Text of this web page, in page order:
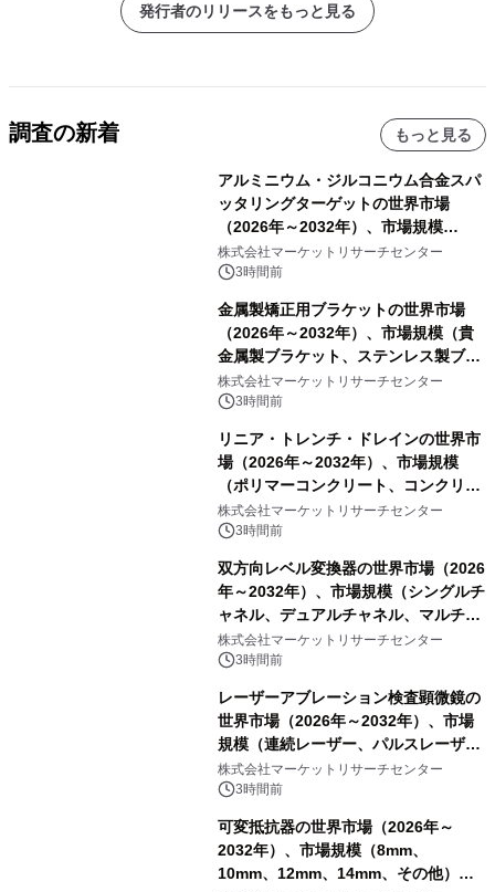
発行者のリリースをもっと見る
調査の新着 もっと見る
アルミニウム・ジルコニウム合金スパ
ッタリングターゲットの世界市場
（2026年～2032年）、市場規模
（0.995、0.999、その他）・分析レポ
ートを発表
株式会社マーケットリサーチセンター
3時間前
金属製矯正用ブラケットの世界市場
（2026年～2032年）、市場規模（貴
金属製ブラケット、ステンレス製ブラ
ケット、純チタン製ブラケット）・分
析レポートを発表
株式会社マーケットリサーチセンター
3時間前
リニア・トレンチ・ドレインの世界市
場（2026年～2032年）、市場規模
（ポリマーコンクリート、コンクリー
ト、プラスチック、金属）・分析レポ
ートを発表
株式会社マーケットリサーチセンター
3時間前
双方向レベル変換器の世界市場（2026
年～2032年）、市場規模（シングルチ
ャネル、デュアルチャネル、マルチチ
ャネル）・分析レポートを発表
株式会社マーケットリサーチセンター
3時間前
レーザーアブレーション検査顕微鏡の
世界市場（2026年～2032年）、市場
規模（連続レーザー、パルスレーザ
ー）・分析レポートを発表
株式会社マーケットリサーチセンター
3時間前
可変抵抗器の世界市場（2026年～
2032年）、市場規模（8mm、
10mm、12mm、14mm、その他）・